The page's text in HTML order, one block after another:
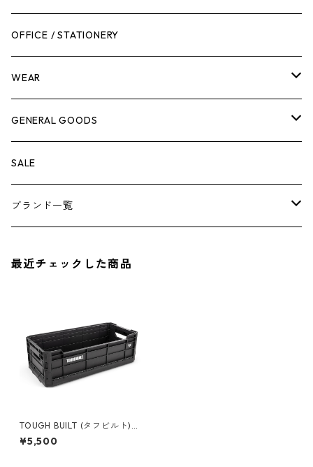
作業台
脚立
ケミカル
その他
ボディケア
ガーデンチェア
キャビネット・ツールハンガー
冬季用品
その他
バンジーバンド
ストレージボックス
クーラーボックス
ナイフ
メンテナンスグッズ
車内グッズ
車外グッズ
芳香剤
OFFICE / STATIONERY
WEAR
トップス
ボトムス
アンダーウェア
グローブ
グラス
GENERAL GOODS
ウォレット
エアーフレッシュナー
SALE
ブランド一覧
BEHRENS
BELL
最近チェックした商品
TOUGH BUILT (タフビルト)フ
ォールディングクレートボッ
クス TB-G1-A42-26
¥5,500